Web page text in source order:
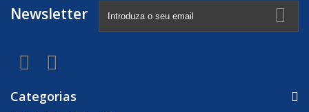
Newsletter
Categorias